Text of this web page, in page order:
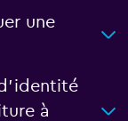
une
à